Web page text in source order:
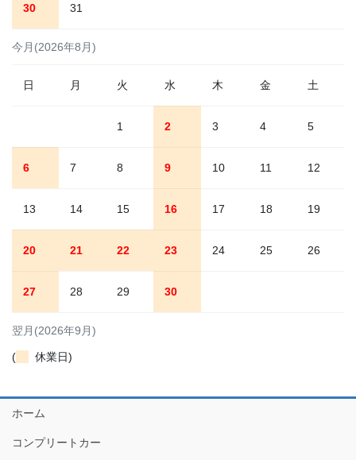
今月(2026年8月)
30 31
翌月(2026年9月)
日 月 火 水 木 金 土
1 2 3 4 5
6 7 8 9 10 11 12
13 14 15 16 17 18 19
20 21 22 23 24 25 26
27 28 29 30
( 休業日)
ホーム
コンプリートカー